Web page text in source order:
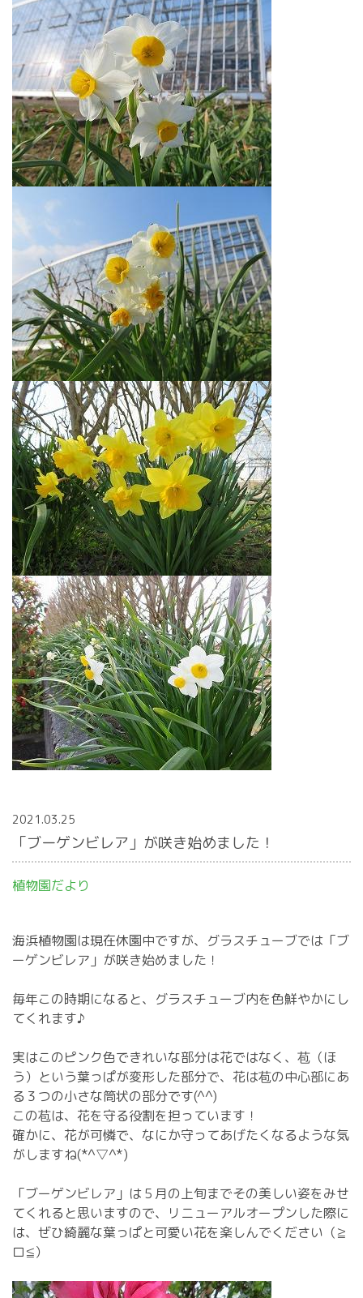
2021.03.25
「ブーゲンビレア」が咲き始めました！
植物園だより
海浜植物園は現在休園中ですが、グラスチューブでは「ブ
ーゲンビレア」が咲き始めました！
毎年この時期になると、グラスチューブ内を色鮮やかにし
てくれます♪
実はこのピンク色できれいな部分は花ではなく、苞（ほ
う）という葉っぱが変形した部分で、花は苞の中心部にあ
る３つの小さな筒状の部分です(^^)
この苞は、花を守る役割を担っています！
確かに、花が可憐で、なにか守ってあげたくなるような気
がしますね(*^▽^*)
「ブーゲンビレア」は５月の上旬までその美しい姿をみせ
てくれると思いますので、リニューアルオープンした際に
は、ぜひ綺麗な葉っぱと可愛い花を楽しんでください（≧
ロ≦）